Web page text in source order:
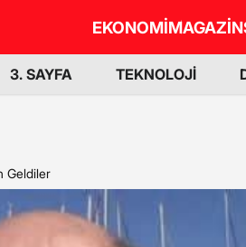
EKONOMİMAGAZİN
3. SAYFA TEKNOLOJİ
Geldiler